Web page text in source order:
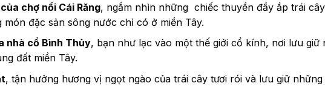
chợ nổi Cái Răng, ngắm nhìn những chiếc thuyền đầy ắp trái
đặc sản sông nước chỉ có ở miền Tây.
nhà cổ Bình Thủy, bạn như lạc vào một thế giới cổ kính, nơi lưu giữ
đất miền Tây.
, tận hưởng hương vị ngọt ngào của trái cây tươi rói và lưu giữ